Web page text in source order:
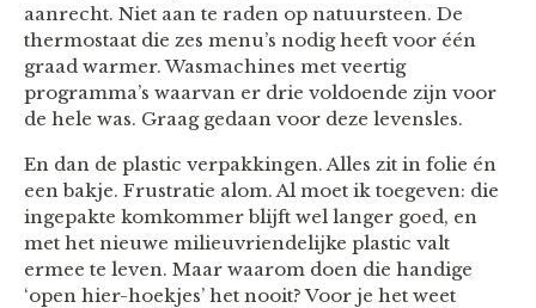
aanrecht. Niet aan te raden op natuursteen. De
thermostaat die zes menu’s nodig heeft voor één
graad warmer. Wasmachines met veertig
programma’s waarvan er drie voldoende zijn voor
de hele was. Graag gedaan voor deze levensles.
En dan de plastic verpakkingen. Alles zit in folie én
een bakje. Frustratie alom. Al moet ik toegeven: die
ingepakte komkommer blijft wel langer goed, en
met het nieuwe milieuvriendelijke plastic valt
ermee te leven. Maar waarom doen die handige
‘open hier-hoekjes’ het nooit? Voor je het weet